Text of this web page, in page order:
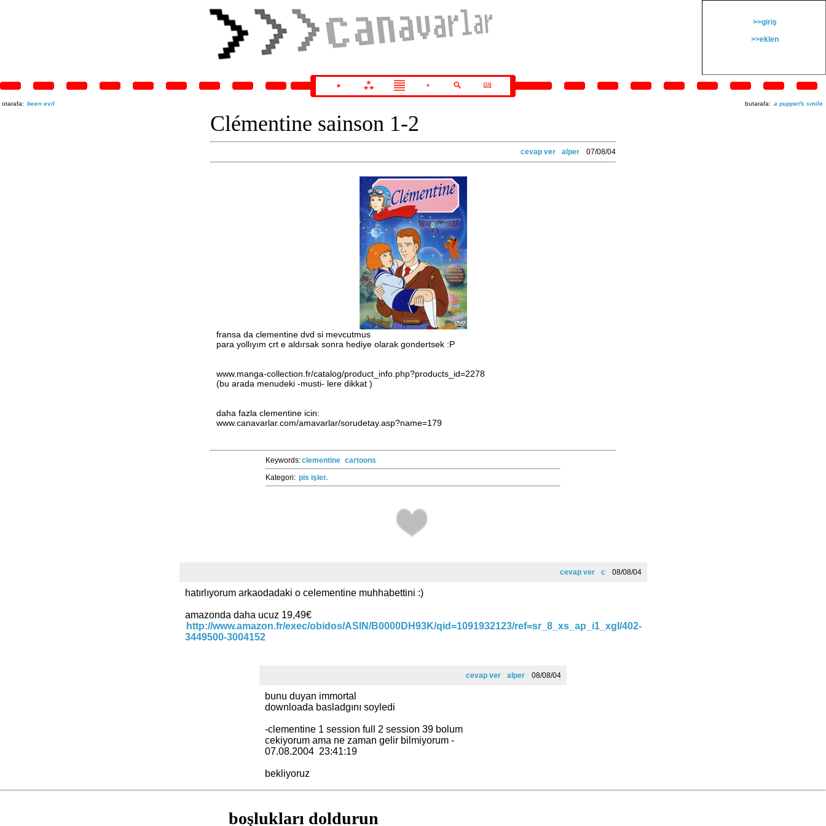
>>giriş
>>eklen
otarafa: been evil butarafa: a puppet's smile
Clémentine sainson 1-2
cevap ver alper 07/08/04
fransa da clementine dvd si mevcutmus
para yollıyım crt e aldırsak sonra hediye olarak gondertsek :P
www.manga-collection.fr/catalog/product_info.php?products_id=2278
(bu arada menudeki -musti- lere dikkat )
daha fazla clementine icin:
www.canavarlar.com/amavarlar/sorudetay.asp?name=179
Keywords:clementine cartoons
Kategori: pis işler.
cevap ver c 08/08/04
hatırlıyorum arkaodadaki o celementine muhhabettini :)
amazonda daha ucuz 19,49€
http://www.amazon.fr/exec/obidos/ASIN/B0000DH93K/qid=1091932123/ref=sr_8_xs_ap_i1_xgl/402-
3449500-3004152
cevap ver alper 08/08/04
bunu duyan immortal
downloada basladgını soyledi
-clementine 1 session full 2 session 39 bolum
cekiyorum ama ne zaman gelir bilmiyorum -
07.08.2004 23:41:19
bekliyoruz
boşlukları doldurun